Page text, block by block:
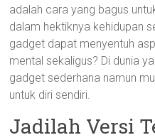
adalah cara yang bagus
dalam hektiknya kehidupan
gadget dapat menyentuh
mental sekaligus? Di dunia
gadget sederhana namun
untuk diri sendiri.
Jadilah Versi